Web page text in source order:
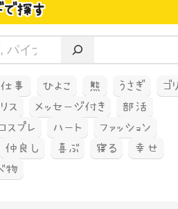
で探す
仕事 ひよこ 熊 うさぎ
ゴ
リス メッセージ付き
部活
スプレ ハート
ファッション
仲良し 喜ぶ 寝る
幸せ
物